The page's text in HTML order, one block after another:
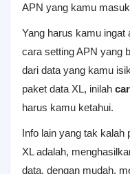
APN yang kamu
Yang harus kamu ingat
cara setting APN yang
dari data yang kamu
paket data XL, inilah
harus kamu ketahui.
Info lain yang tak kalah
XL adalah,
data, dengan mudah,